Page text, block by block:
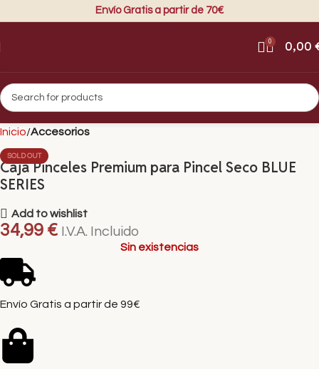
Envío Gratis a partir de 70€
0 0,00
Inicio Accesorios
SOLD OUT
Caja Pinceles Premium para Pincel Seco BLUE
SERIES
Add to wishlist
34,99 € I.V.A. Incluido
Sin existencias
Envío Gratis a partir de 99€